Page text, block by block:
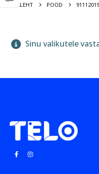
AVALEHT POOD
Sinu valikutele